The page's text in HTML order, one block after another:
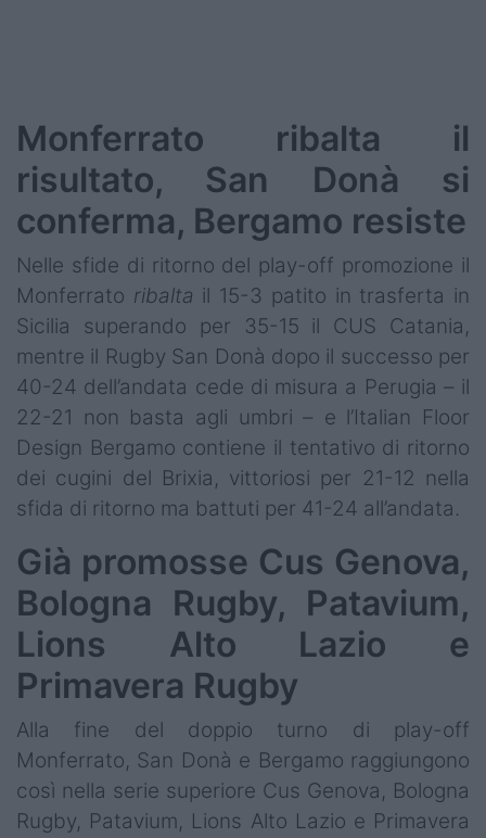
Monferrato ribalta il
risultato, San Donà si
conferma, Bergamo resiste
Nelle sfide di ritorno del play-off promozione il
Monferrato ribalta il 15-3 patito in trasferta in
Sicilia superando per 35-15 il CUS Catania,
mentre il Rugby San Donà dopo il successo per
40-24 dell’andata cede di misura a Perugia – il
22-21 non basta agli umbri – e l’Italian Floor
Design Bergamo contiene il tentativo di ritorno
dei cugini del Brixia, vittoriosi per 21-12 nella
sfida di ritorno ma battuti per 41-24 all’andata.
Già promosse Cus Genova,
Bologna Rugby, Patavium,
Lions Alto Lazio e
Primavera Rugby
Alla fine del doppio turno di play-off
Monferrato, San Donà e Bergamo raggiungono
così nella serie superiore Cus Genova, Bologna
Rugby, Patavium, Lions Alto Lazio e Primavera